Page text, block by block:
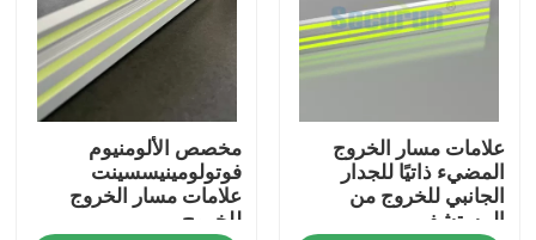
منزل
المنتجات
علامات مسار الخروج
المضيء ذاتيًا للجدار
الجانبي للخروج من
المستشفى
مخصص الألومنيوم
فوتولومينيسسينت
علامات مسار الخروج
للخروج